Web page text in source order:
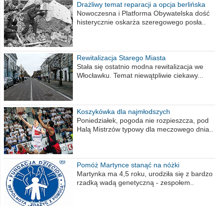
Drażliwy temat reparacji a opcja berlińska
Nowoczesna i Platforma Obywatelska dość
histerycznie oskarża szeregowego posła..
Rewitalizacja Starego Miasta
Stała się ostatnio modna rewitalizacja we
Włocławku. Temat niewątpliwie ciekawy...
Koszykówka dla najmłodszych
Poniedziałek, pogoda nie rozpieszcza, pod
Halą Mistrzów typowy dla meczowego dnia..
Pomóż Martynce stanąć na nóżki
Martynka ma 4,5 roku, urodziła się z bardzo
rzadką wadą genetyczną - zespołem..